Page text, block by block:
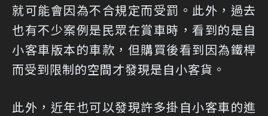
就可能會因為不合規定而受罰。此外，過去
也有不少案例是民眾在賞車時，看到的是自
小客車版本的車款，但購買後看到因為鐵桿
而受到限制的空間才發現是自小客貨。
此外，近年也可以發現許多掛自小客車的進